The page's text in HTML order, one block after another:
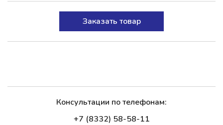
Заказать товар
Консультации по телефонам:
+7 (8332) 58-58-11